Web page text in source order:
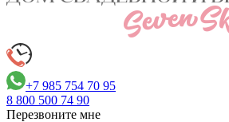
+7 985 754 70 95
8 800 500 74 90
Перезвоните мне